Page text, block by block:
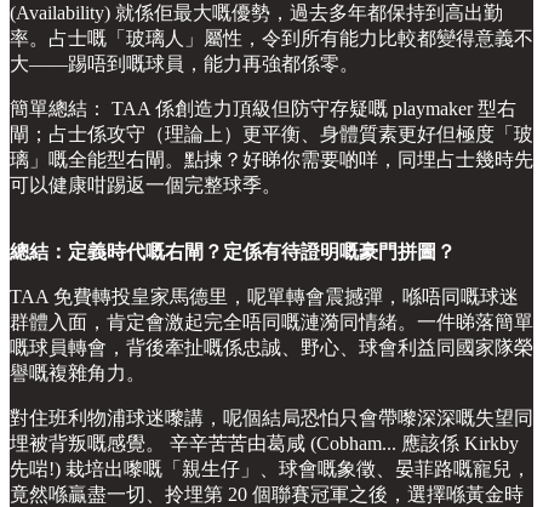
(Availability) 就係佢最大嘅優勢，過去多年都保持到高出勤
率。占士嘅「玻璃人」屬性，令到所有能力比較都變得意義不
大——踢唔到嘅球員，能力再強都係零。
簡單總結： TAA 係創造力頂級但防守存疑嘅 playmaker 型右
閘；占士係攻守（理論上）更平衡、身體質素更好但極度「玻
璃」嘅全能型右閘。點揀？好睇你需要啲咩，同埋占士幾時先
可以健康咁踢返一個完整球季。
總結：定義時代嘅右閘？定係有待證明嘅豪門拼圖？
TAA 免費轉投皇家馬德里，呢單轉會震撼彈，喺唔同嘅球迷
群體入面，肯定會激起完全唔同嘅漣漪同情緒。一件睇落簡單
嘅球員轉會，背後牽扯嘅係忠誠、野心、球會利益同國家隊榮
譽嘅複雜角力。
對住班利物浦球迷嚟講，呢個結局恐怕只會帶嚟深深嘅失望同
埋被背叛嘅感覺。 辛辛苦苦由葛咸 (Cobham... 應該係 Kirkby
先啱!) 栽培出嚟嘅「親生仔」、球會嘅象徵、晏菲路嘅寵兒，
竟然喺贏盡一切、拎埋第 20 個聯賽冠軍之後，選擇喺黃金時